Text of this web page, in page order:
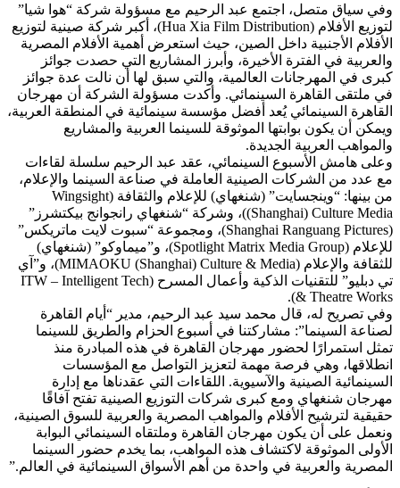
وفي سياق متصل، اجتمع عبد الرحيم مع مسؤولة شركة “هوا شيا”
لتوزيع الأفلام (Hua Xia Film Distribution)، أكبر شركة صينية لتوزيع
الأفلام الأجنبية داخل الصين، حيث استعرض أهمية الأفلام المصرية
والعربية في الفترة الأخيرة، وأبرز المشاريع التي حصدت جوائز
كبرى في المهرجانات العالمية، والتي سبق لها أن نالت عدة جوائز
في ملتقى القاهرة السينمائي. وأكدت مسؤولة الشركة أن مهرجان
القاهرة السينمائي يُعد أفضل مؤسسة سينمائية في المنطقة العربية،
ويمكن أن يكون بوابتها الموثوقة للسينما العربية والمشاريع
والمواهب العربية الجديدة.
وعلى هامش الأسبوع السينمائي، عقد عبد الرحيم سلسلة لقاءات
مع عدد من الشركات الصينية العاملة في صناعة السينما والإعلام،
من بينها: “وينجسايت” (شنغهاي) للإعلام والثقافة (Wingsight
(Shanghai) Culture Media)، وشركة “شنغهاي رانجوانج بيكتشرز”
(Shanghai Ranguang Pictures)، ومجموعة “سبوت لايت ماتريكس”
للإعلام (Spotlight Matrix Media Group)، و”ميماوكو” (شنغهاي)
للثقافة والإعلام (MIMAOKU (Shanghai) Culture & Media)، و”آي
تي دبليو” للتقنيات الذكية وأعمال المسرح (ITW – Intelligent Tech
& Theatre Works).
وفي تصريح له، قال محمد سيد عبد الرحيم، مدير “أيام القاهرة
لصناعة السينما”: مشاركتنا في أسبوع الحزام والطريق للسينما
تمثل استمرارًا لحضور مهرجان القاهرة في هذه المبادرة منذ
انطلاقها، وهي فرصة مهمة لتعزيز التواصل مع المؤسسات
السينمائية الصينية والآسيوية. اللقاءات التي عقدناها مع إدارة
مهرجان شنغهاي ومع كبرى شركات التوزيع الصينية تفتح آفاقًا
حقيقية لترشيح الأفلام والمواهب المصرية والعربية للسوق الصينية،
ونعمل على أن يكون مهرجان القاهرة وملتقاه السينمائي البوابة
الأولى الموثوقة لاكتشاف هذه المواهب، بما يخدم حضور السينما
المصرية والعربية في واحدة من أهم الأسواق السينمائية في العالم.”